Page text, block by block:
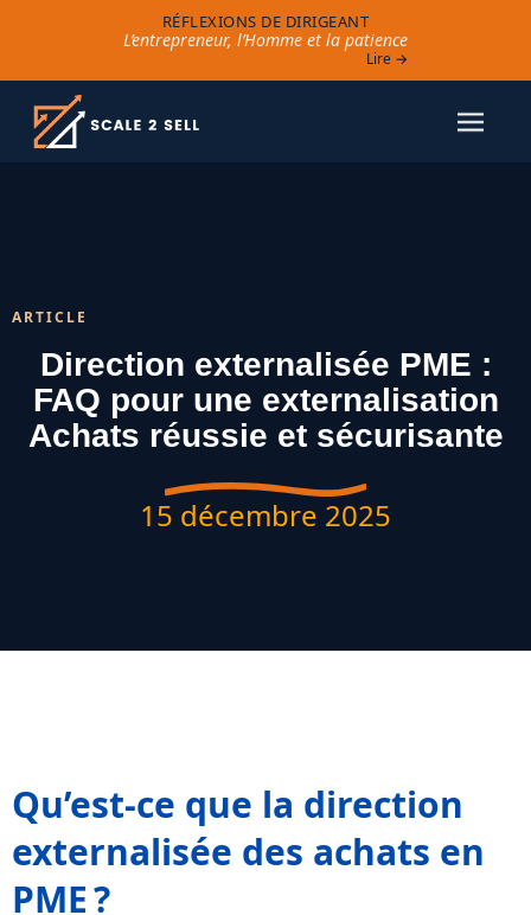
RÉFLEXIONS DE DIRIGEANT
L’entrepreneur, l’Homme et la patience
Lire →
ARTICLE
Direction externalisée PME :
FAQ pour une externalisation
Achats réussie et sécurisante
15 décembre 2025
Qu’est-ce que la direction
externalisée des achats en
PME ?